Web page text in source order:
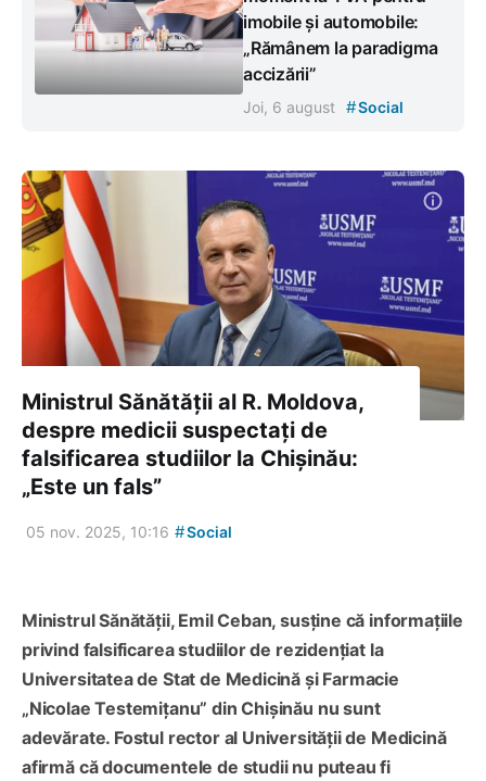
imobile și automobile:
„Rămânem la paradigma
accizării”
Joi, 6 august #Social
Ministrul Sănătății al R. Moldova,
despre medicii suspectați de
falsificarea studiilor la Chișinău:
„Este un fals”
05 nov. 2025, 10:16 #Social
Ministrul Sănătății, Emil Ceban, susține că informațiile
privind falsificarea studiilor de rezidențiat la
Universitatea de Stat de Medicină și Farmacie
„Nicolae Testemițanu” din Chișinău nu sunt
adevărate. Fostul rector al Universității de Medicină
afirmă că documentele de studii nu puteau fi